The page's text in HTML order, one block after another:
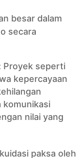
besar dalam
secara
Proyek seperti
kepercayaan
komunikasi
nilai yang
paksa oleh